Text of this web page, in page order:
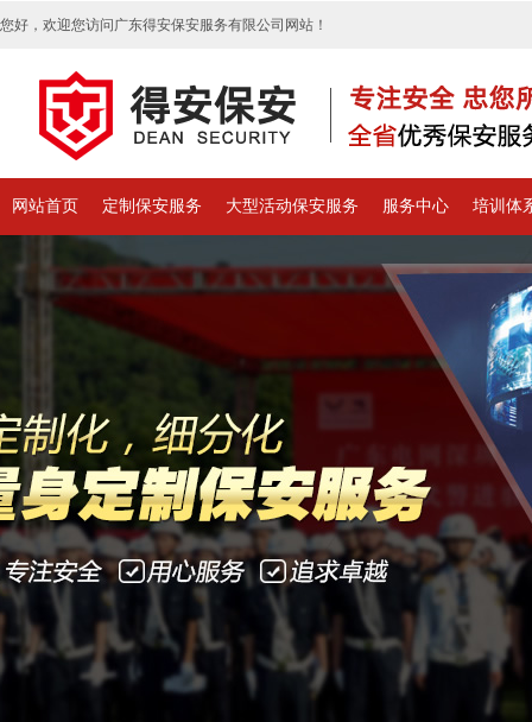
您好，欢迎您访问广东得安保安服务有限公司网站！
网站首页 定制保安服务 大型活动保安服务 服务中心 培训体